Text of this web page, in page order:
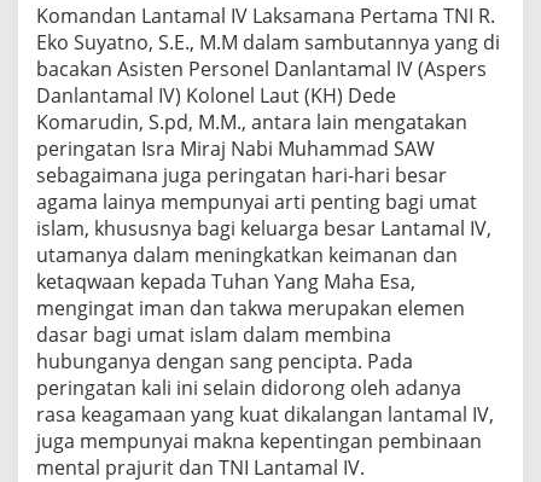
s
r
M
u
h
a
m
a
d
S
A
W
Komandan Lantamal IV Laksamana Pertama TNI R.
Eko Suyatno, S.E., M.M dalam sambutannya yang di
bacakan Asisten Personel Danlantamal IV (Aspers
Danlantamal IV) Kolonel Laut (KH) Dede
Komarudin, S.pd, M.M., antara lain mengatakan
peringatan Isra Miraj Nabi Muhammad SAW
sebagaimana juga peringatan hari-hari besar
agama lainya mempunyai arti penting bagi umat
islam, khususnya bagi keluarga besar Lantamal IV,
utamanya dalam meningkatkan keimanan dan
ketaqwaan kepada Tuhan Yang Maha Esa,
mengingat iman dan takwa merupakan elemen
dasar bagi umat islam dalam membina
hubunganya dengan sang pencipta. Pada
peringatan kali ini selain didorong oleh adanya
rasa keagamaan yang kuat dikalangan lantamal IV,
juga mempunyai makna kepentingan pembinaan
mental prajurit dan TNI Lantamal IV.